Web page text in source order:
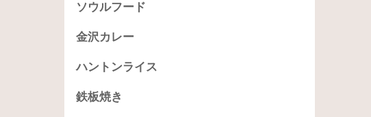
ソウルフード
金沢カレー
ハントンライス
鉄板焼き